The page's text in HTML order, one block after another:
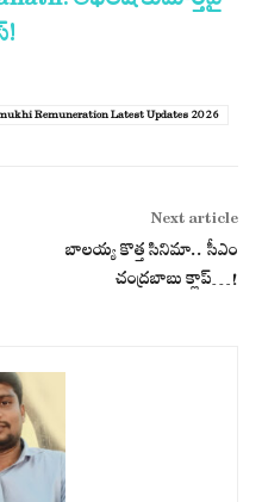
Remuneration Latest Updates 2026
Next article
బాలయ్య కొత్త సినిమా.. సీఎం
చంద్రబాబు క్లాప్…!